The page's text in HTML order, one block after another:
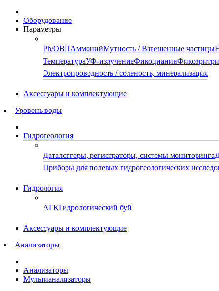
Оборудование
Параметры
Ph/ОВПАммонийМутность / Взвешенные частицы
ТемператураУФ-излучениеФикоцианин
Электропроводность / соленость, минерализация
Аксессуары и комплектующие
Уровень воды
Гидрогеология
Даталоггеры, регистраторы, системы мониторинга
Приборы для полевых гидрогеологических
Гидрология
АГКГидрологический буй
Аксессуары и комплектующие
Анализаторы
Анализаторы
Мультианализаторы